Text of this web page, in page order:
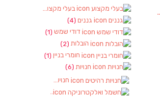
בעלי מקצוע
גננים (4)
דודי שמש (1)
הובלות (2)
חומרי בניין (1)
חנויות (6)
חנויות רהיטים
חשמל ואלקטרוניקה